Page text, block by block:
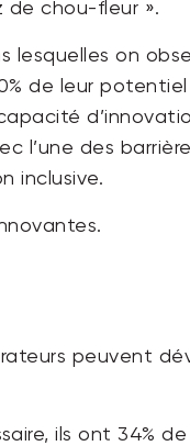
de chou-fleur ».
lesquelles on
de leur
l’une des
inclusive.
peuvent
ils ont 34%